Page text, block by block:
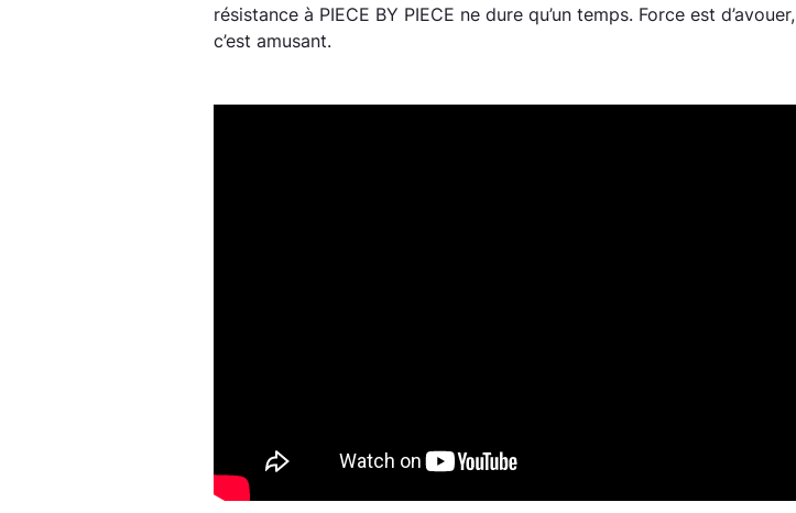
résistance à PIECE BY PIECE ne dure qu’un temps. Force est d’avouer,
c’est amusant.